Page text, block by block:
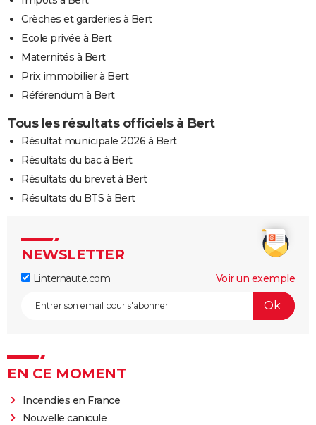
Crèches et garderies à Bert
Ecole privée à Bert
Maternités à Bert
Prix immobilier à Bert
Référendum à Bert
Tous les résultats officiels à Bert
Résultat municipale 2026 à Bert
Résultats du bac à Bert
Résultats du brevet à Bert
Résultats du BTS à Bert
NEWSLETTER
Linternaute.com Voir un exemple
EN CE MOMENT
Incendies en France
Nouvelle canicule